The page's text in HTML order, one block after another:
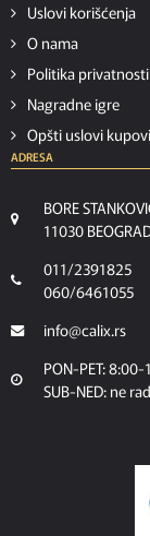
Uslovi korišćenja
O nama
Politika privatnosti
Nagradne igre
Opšti uslovi
ADRESA
BORE
11030
011/2391825
060/6461055
info@calix.rs
PON-PET:
SUB-NED: ne